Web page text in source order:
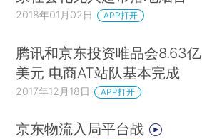
2018年01月02日 APP打开
腾讯和京东投资唯品会8.63亿
美元 电商AT站队基本完成
2017年12月18日 APP打开
京东物流入局平台战